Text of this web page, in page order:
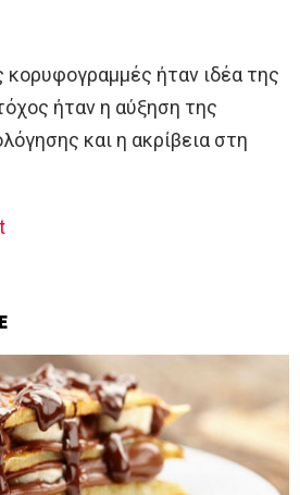
κορυφογραμμές ήταν ιδέα της
ήταν η αύξηση της
και η ακρίβεια στη